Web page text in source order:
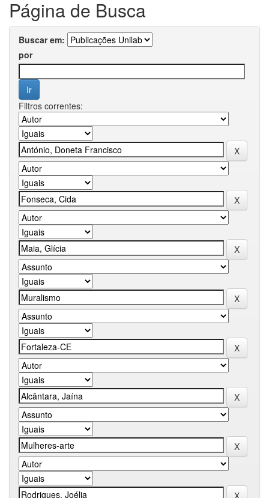
Página de Busca
Buscar em:
por
Filtros correntes: